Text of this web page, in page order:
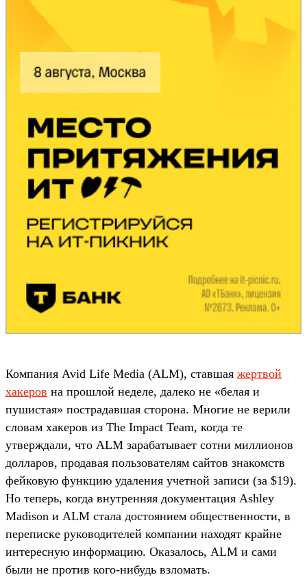
Компания Avid Life Media (ALM), ставшая жертвой
хакеров на прошлой неделе, далеко не «белая и
пушистая» пострадавшая сторона. Многие не верили
словам хакеров из The Impact Team, когда те
утверждали, что ALM зарабатывает сотни миллионов
долларов, продавая пользователям сайтов знакомств
фейковую функцию удаления учетной записи (за $19).
Но теперь, когда внутренняя документация Ashley
Madison и ALM стала достоянием общественности, в
переписке руководителей компании находят крайне
интересную информацию. Оказалось, ALM и сами
были не против кого-нибудь взломать.